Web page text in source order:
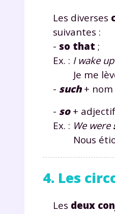
Les diverses
suivantes :
- so that ;
Ex. : I wake
Je me lève
- such+ nom
- so+
Ex. : We were
Nous
4. Les
Les deux